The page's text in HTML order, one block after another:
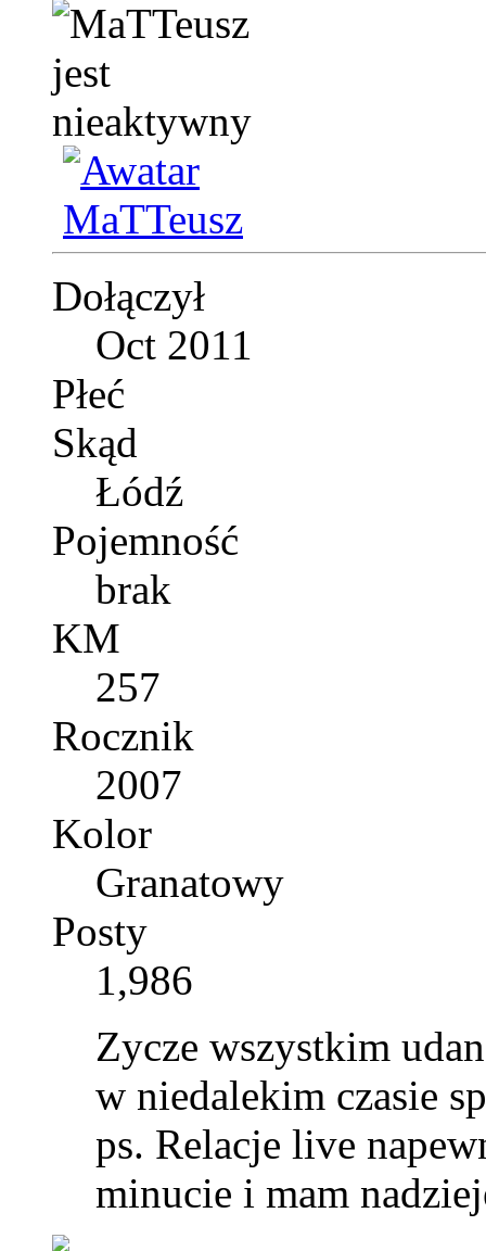
Dołączył
Oct 2011
Płeć
Skąd
Łódź
Pojemność
brak
KM
257
Rocznik
2007
Kolor
Granatowy
Posty
1,986
Zycze wszystkim
w niedalekim czasie
ps. Relacje live
minucie i mam